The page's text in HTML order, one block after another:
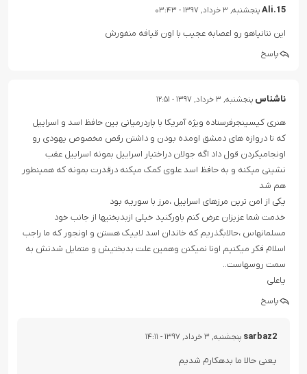
Ali.15 پنجشنبه, ۳ خرداد, ۱۳۹۷ - ۰۳:۴۳
این نتانیاهو رو اعصابه عجیب با اون قیافه منفورش
پاسخ
ناشناس پنجشنبه, ۳ خرداد, ۱۳۹۷ - ۱۲:۵۱
هنری کیسینجرفرستاده ویژه آمریکا با پاردرمیانی بین حافظ اسد و اسراییل
که تا دروازه های دمشق اومده بودن و داشتن رقص مخصوص یهودی رو
اونجامیکردن قول داد اگه جولان دراختیار اسراییل بمونه اسراییل عقب
نشینی میکنه و به حافظ اسد علوی کمک میکنه درقدرت بمونه که همینطور
هم شد
یکی از امن ترین مرزهای اسراییل ،مرز با سوریه بود
خدمت شما عزیزان عرض کنم باورکنید خیلی ازبدبختیها از جانب خود
مسلمانهاس ،حالابگذریم که خاندان اسد لاییک هستن و اونجور که ما راجب
اسلام فکر میکنیم اونا نمیکنن وهمین علت بدبختیش و متمایل شدنش به
سمت روسهاست..
یاعلی
پاسخ
sarbaz2 پنجشنبه, ۳ خرداد, ۱۳۹۷ - ۱۴:۱۱
یعنی حالا ما بدهکارم شدیم